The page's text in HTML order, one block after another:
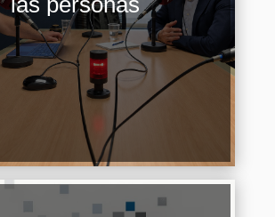
presidente del Instituto...
Continuar Leyendo